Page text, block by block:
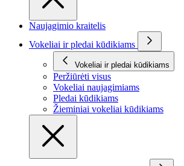
Naujagimio kraitelis
Vokeliai ir pledai kūdikiams
Vokeliai ir pledai kūdikiams
Peržiūrėti visus
Vokeliai naujagimiams
Pledai kūdikiams
Žieminiai vokeliai kūdikiams